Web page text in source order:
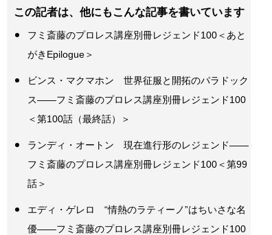
この記者は、他にもこんな記事を書いています
フミ斎藤のプロレス講座別冊レジェンド100＜あと
がきEpilogue＞
ビンス・マクマホン 世界征服と開拓のパラドック
ス――フミ斎藤のプロレス講座別冊レジェンド100
＜第100話（最終話）＞
ランディ・オートン 現在進行形のレジェンド――
フミ斎藤のプロレス講座別冊レジェンド100＜第99
話＞
エディ・ゲレロ “情熱のラティーノ”はちいさな名
優――フミ斎藤のプロレス講座別冊レジェンド100